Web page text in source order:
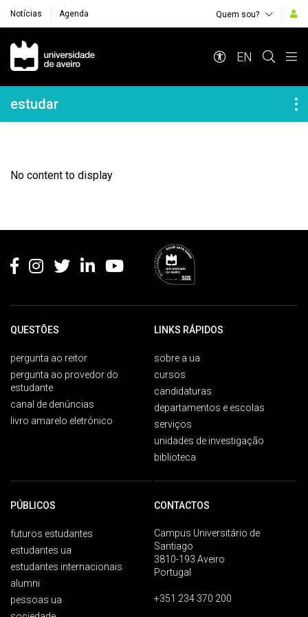
Notícias Agenda Quem sou?
Navegação Principal
EN
Navegação Lateral
estudar
No content to display
QUESTÕES
pergunta ao reitor
pergunta ao provedor do
estudante
canal de denúncias
livro amarelo eletrónico
LINKS RÁPIDOS
sobre a ua
cursos
candidaturas
departamentos e escolas
serviços
unidades de investigação
biblioteca
PÚBLICOS
futuros estudantes
estudantes ua
estudantes internacionais
alumni
pessoas ua
CONTACTOS
Campus Universitário de
Santiago
3810-193 Aveiro
Portugal
+351 234 370 200